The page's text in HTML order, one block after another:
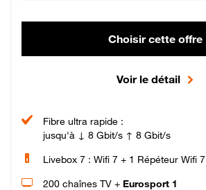
Choisir cette offre
Voir le détail
Fibre ultra rapide :
jusqu'à ↓ 8 Gbit/s ↑ 8 Gbit/s
Livebox 7 : Wifi 7 + 1 Répéteur Wifi 7
200 chaînes TV + Eurosport 1